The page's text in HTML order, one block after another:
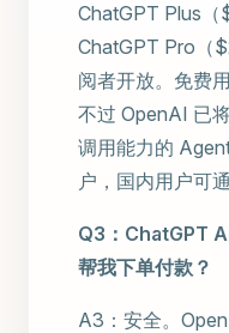
ChatGPT Plus
ChatGPT Pro（
阅者开放。免费
不过 OpenAI 已
调用能力的
户，国内用户可
Q3：ChatGPT
帮我下单付款？
A3：安全。